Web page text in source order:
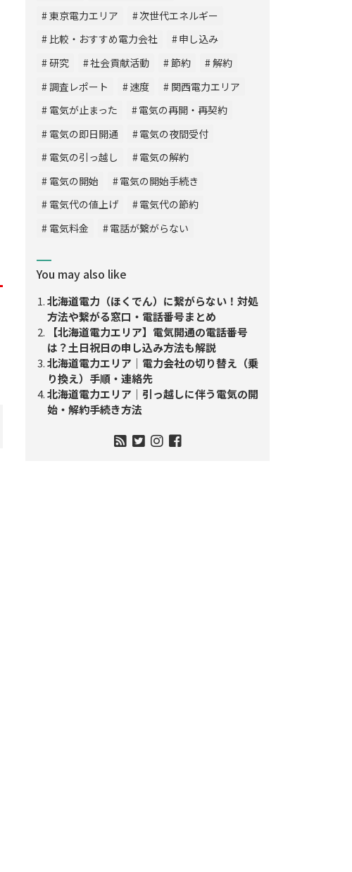
東京電力エリア
次世代エネルギー
比較・おすすめ電力会社
申し込み
研究
社会貢献活動 節約
解約
調査レポート
速度
関西電力エリア
電気が止まった
電気の再開・再契約
電気の即日開通
電気の夜間受付
電気の引っ越し
電気の解約
電気の開始
電気の開始手続き
電気代の値上げ
電気代の節約
電気料金
電話が繋がらない
You may also like
北海道電力（ほくでん）に繋がらない！対処
方法や繋がる窓口・電話番号まとめ
【北海道電力エリア】電気開通の電話番号
は？土日祝日の申し込み方法も解説
北海道電力エリア｜電力会社の切り替え（乗
り換え）手順・連絡先
北海道電力エリア｜引っ越しに伴う電気の開
始・解約手続き方法